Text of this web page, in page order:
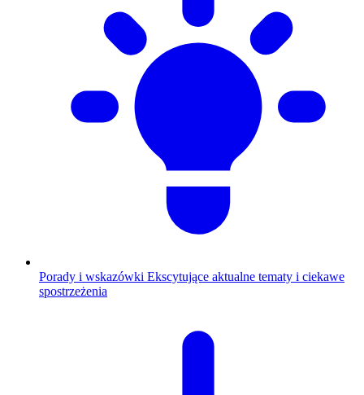
Porady i wskazówki Ekscytujące aktualne tematy i ciekawe
spostrzeżenia